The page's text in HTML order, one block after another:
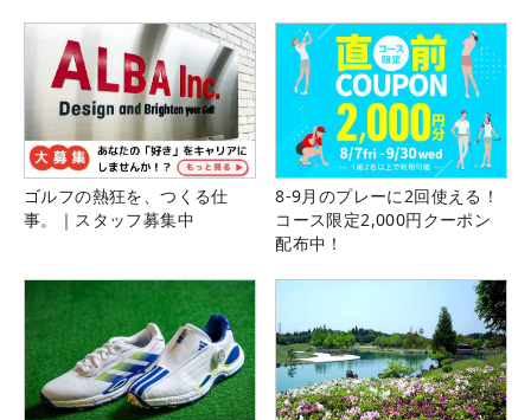
ゴルフの熱狂を、つくる仕
事。｜スタッフ募集中
8-9月のプレーに2回使える！
コース限定2,000円クーポン
配布中！